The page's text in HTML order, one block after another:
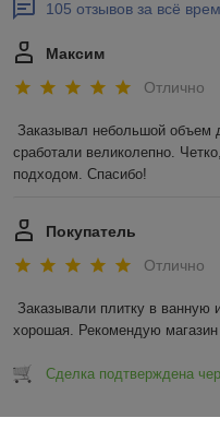
105 отзывов за всё
Максим
Отлично
Заказывал небольшой объем
сработали великолепно.
подходом. Спасибо!
Покупатель
Отлично
Заказывали плитку в ванную
хорошая. Рекомендую
Сделка подтверждена